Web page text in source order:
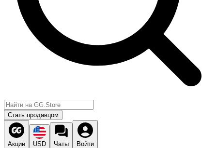
Стать продавцом
Акции USD Чаты Войти